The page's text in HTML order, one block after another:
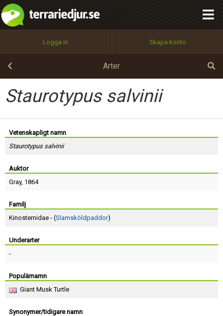
Logga in Skapa konto
Arter
Staurotypus salvinii
Vetenskapligt namn
Staurotypus salvinii
Auktor
Gray, 1864
Familj
Kinosternidae - (Slamsköldpaddor)
Underarter
-
Populärnamn
Giant Musk Turtle
Synonymer/tidigare namn
Utför
100%
OK
integritetspolicy
Namn:
Epost:
Lösenord:
Terms of Service
Skapa konto
Begär nytt lösenord
Tillbaka till förstasidan